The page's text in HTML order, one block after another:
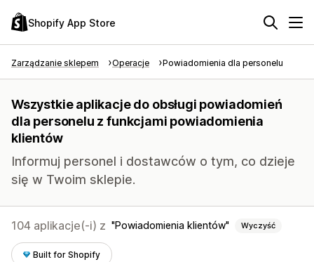
Shopify App Store
Zarządzanie sklepem Operacje Powiadomienia dla personelu
Wszystkie aplikacje do obsługi powiadomień
dla personelu z funkcjami powiadomienia
klientów
Informuj personel i dostawców o tym, co dzieje
się w Twoim sklepie.
104 aplikacje(-i) z Powiadomienia klientów Wyczyść
Built for Shopify